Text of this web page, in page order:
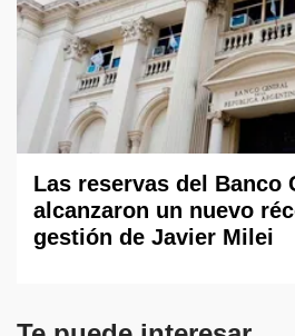
Las reservas del Banco
alcanzaron un nuevo
gestión de Javier Milei